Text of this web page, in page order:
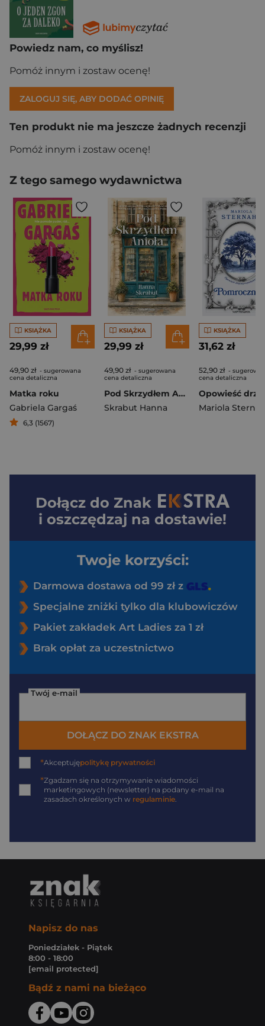
Powiedz nam, co myślisz!
Pomóż innym i zostaw ocenę!
ZALOGUJ SIĘ, ABY DODAĆ OPINIĘ
Ten produkt nie ma jeszcze żadnych recenzji
Pomóż innym i zostaw ocenę!
Z tego samego wydawnictwa
KSIĄŻKA
29,99 zł
49,90 zł - sugerowana
cena detaliczna
Matka roku
Gabriela Gargaś
6,3 (1567)
KSIĄŻKA
29,99 zł
49,90 zł - sugerowana
cena detaliczna
Pod Skrzydłem Anioła
Skrabut Hanna
KSIĄŻKA
31,62 zł
52,90 zł -
cena detaliczna
Mariola
Dołącz do Znak
i oszczędzaj na dostawie!
Twoje korzyści:
Darmowa dostawa od 99 zł z
Specjalne zniżki tylko dla klubowiczów
Pakiet zakładek Art Ladies za 1 zł
Brak opłat za uczestnictwo
Twój e-mail
DOŁĄCZ DO ZNAK EKSTRA
*Akceptujępolitykę prywatności
*Zgadzam się na otrzymywanie wiadomości
marketingowych (newsletter) na podany e-mail na
zasadach określonych w regulaminie.
Napisz do nas
Poniedziałek - Piątek
8:00 - 18:00
[email protected]
Bądź z nami na bieżąco